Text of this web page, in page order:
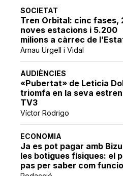
SOCIETAT
Tren Orbital: cinc fases,
noves estacions i 5.200
milions a càrrec de
Arnau Urgell i Vidal
AUDIÈNCIES
«Pubertat» de Leticia
triomfa en la seva
TV3
Víctor Rodrigo
ECONOMIA
Ja es pot pagar amb
les botigues físiques: el
pas per saber com